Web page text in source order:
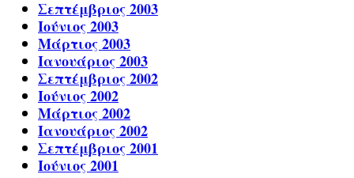
Σεπτέμβριος 2003
Ιούνιος 2003
Μάρτιος 2003
Ιανουάριος 2003
Σεπτέμβριος 2002
Ιούνιος 2002
Μάρτιος 2002
Ιανουάριος 2002
Σεπτέμβριος 2001
Ιούνιος 2001